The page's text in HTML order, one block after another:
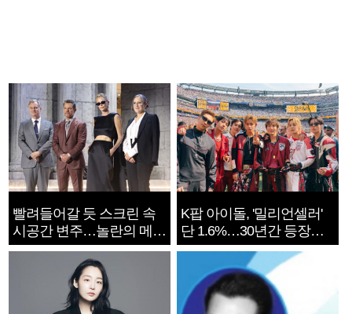
빨려들어갈 듯 스크린 속
시공간 변주…놀란의 메시
지는 ‘전쟁 속죄’
K팝 아이돌, '밀리언셀러'
단 1.6%…30년간 등장
1182개팀 전수조사